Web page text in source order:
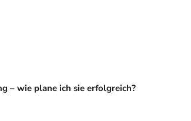
– wie plane ich sie erfolgreich?